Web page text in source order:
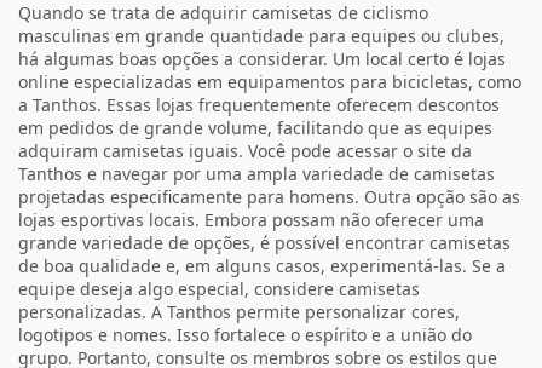
Quando se trata de adquirir camisetas de ciclismo
masculinas em grande quantidade para equipes ou clubes,
há algumas boas opções a considerar. Um local certo é lojas
online especializadas em equipamentos para bicicletas, como
a Tanthos. Essas lojas frequentemente oferecem descontos
em pedidos de grande volume, facilitando que as equipes
adquiram camisetas iguais. Você pode acessar o site da
Tanthos e navegar por uma ampla variedade de camisetas
projetadas especificamente para homens. Outra opção são as
lojas esportivas locais. Embora possam não oferecer uma
grande variedade de opções, é possível encontrar camisetas
de boa qualidade e, em alguns casos, experimentá-las. Se a
equipe deseja algo especial, considere camisetas
personalizadas. A Tanthos permite personalizar cores,
logotipos e nomes. Isso fortalece o espírito e a união do
grupo. Portanto, consulte os membros sobre os estilos que